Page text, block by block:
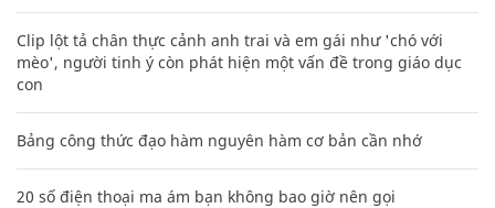
Clip lột tả chân thực cảnh anh trai và em gái như 'chó với
mèo', người tinh ý còn phát hiện một vấn đề trong giáo dục
con
Bảng công thức đạo hàm nguyên hàm cơ bản cần nhớ
20 số điện thoại ma ám bạn không bao giờ nên gọi